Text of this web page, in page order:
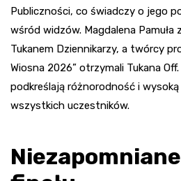
Publiczności, co świadczy o jego
wśród widzów. Magdalena Pamuła
Tukanem Dziennikarzy, a twórcy
Wiosna 2026” otrzymali Tukana
podkreślają różnorodność i
wszystkich uczestników.